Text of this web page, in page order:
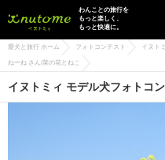
イヌトミィ
わんことの旅行を
もっと楽しく、
もっと快適に。
愛犬と旅行 ホーム フォトコンテスト イヌト
ねーね さん/菜の花とねこ
イヌトミィ モデル犬フォトコ